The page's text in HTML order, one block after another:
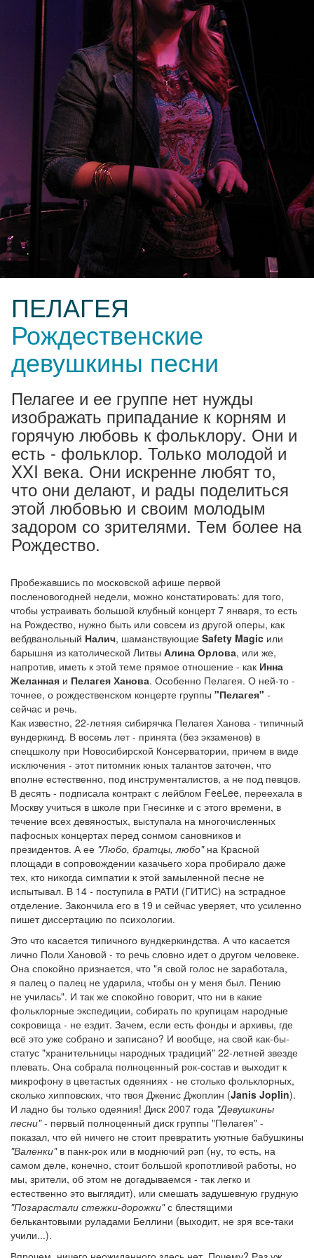
ПЕЛАГЕЯ
Рождественские
девушкины песни
Пелагее и ее группе нет нужды
изображать припадание к корням и
горячую любовь к фольклору. Они и
есть - фольклор. Только молодой и
XXI века. Они искренне любят то,
что они делают, и рады поделиться
этой любовью и своим молодым
задором со зрителями. Тем более на
Рождество.
Пробежавшись по московской афише первой
посленовогодней недели, можно констатировать: для того,
чтобы устраивать большой клубный концерт 7 января, то есть
на Рождество, нужно быть или совсем из другой оперы, как
вебдванольный Налич, шаманствующие Safety Magic или
барышня из католической Литвы Алина Орлова, или же,
напротив, иметь к этой теме прямое отношение - как Инна
Желанная и Пелагея Ханова. Особенно Пелагея. О ней-то -
точнее, о рождественском концерте группы "Пелагея" -
сейчас и речь.
Как известно, 22-летняя сибирячка Пелагея Ханова - типичный
вундеркинд. В восемь лет - принята (без экзаменов) в
спецшколу при Новосибирской Консерватории, причем в виде
исключения - этот питомник юных талантов заточен, что
вполне естественно, под инструменталистов, а не под певцов.
В десять - подписала контракт с лейблом FeeLee, переехала в
Москву учиться в школе при Гнесинке и с этого времени, в
течение всех девяностых, выступала на многочисленных
пафосных концертах перед сонмом сановников и
президентов. А ее "Любо, братцы, любо"на Красной
площади в сопровождении казачьего хора пробирало даже
тех, кто никогда симпатии к этой замыленной песне не
испытывал. В 14 - поступила в РАТИ (ГИТИС) на эстрадное
отделение. Закончила его в 19 и сейчас уверяет, что усиленно
пишет диссертацию по психологии.
Это что касается типичного вундкеркиндства. А что касается
лично Поли Хановой - то речь словно идет о другом человеке.
Она спокойно признается, что "я свой голос не заработала,
я палец о палец не ударила, чтобы он у меня был. Пению
не училась". И так же спокойно говорит, что ни в какие
фольклорные экспедиции, собирать по крупицам народные
сокровища - не ездит. Зачем, если есть фонды и архивы, где
всё это уже собрано и записано? И вообще, на свой как-бы-
статус "хранительницы народных традиций" 22-летней звезде
плевать. Она собрала полноценный рок-состав и выходит к
микрофону в цветастых одеяниях - не столько фольклорных,
сколько хипповских, что твоя Дженис Джоплин (Janis Joplin).
И ладно бы только одеяния! Диск 2007 года "Девушкины
песни"- первый полноценный диск группы "Пелагея" -
показал, что ей ничего не стоит превратить уютные бабушкины
"Валенки"в панк-рок или в моднючий рэп (ну, то есть, на
самом деле, конечно, стоит большой кропотливой работы, но
мы, зрители, об этом не догадываемся - так легко и
естественно это выглядит), или смешать задушевную грудную
"Позарастали стежки-дорожки"с блестящими
белькантовыми руладами Беллини (выходит, не зря все-таки
учили...).